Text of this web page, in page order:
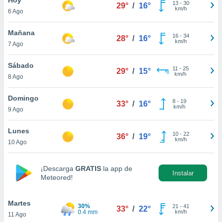
en
más
nuestra
de
aceptar
de
6 Ago
29° / 16° 13- 30
km/h
Mañana
7 Ago
28° / 16° 16- 34
km/h
Sábado
8 Ago
29° / 15° 11 - 25
km/h
Domingo
9 Ago
33° / 16° 8- 19
km/h
Lunes
10 Ago
36° / 19° 10- 22
km/h
¡Descarga GRATIS la app de
Meteored!
Instalar
Martes
11 Ago
30%
0.4 mm
33° / 22° 21 - 41
km/h